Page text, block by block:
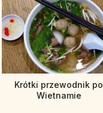
Krótki przewodnik po
Wietnamie